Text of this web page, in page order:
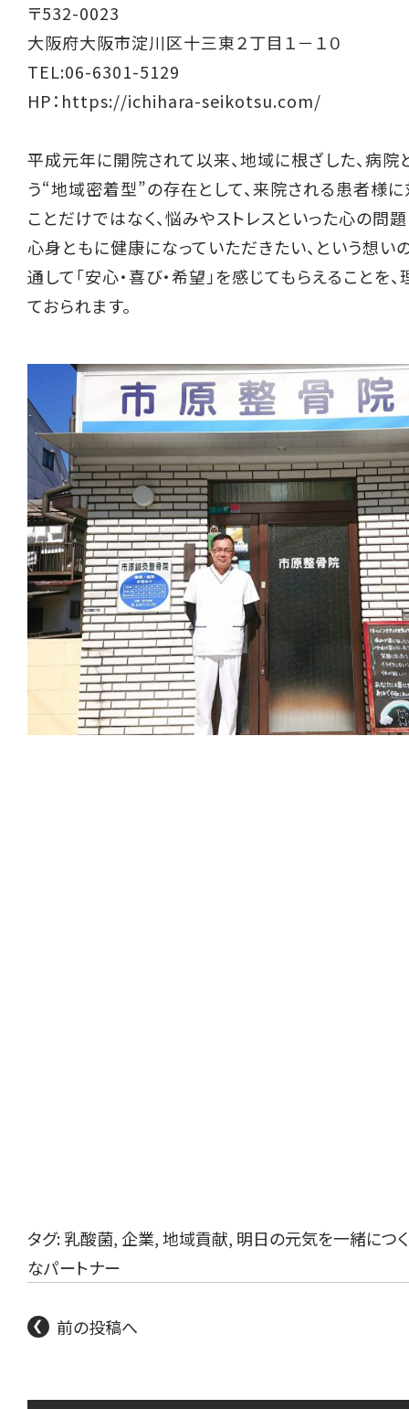
〒532-0023
大阪府大阪市淀川区十三東２丁目１－１０
TEL:06-6301-5129
HP： https://ichihara-seikotsu.com/
平成元年に開院されて以来、地域に根ざした、病院
う“地域密着型”の存在として、来院される患者様に
ことだけではなく、悩みやストレスといった心の問
心身ともに健康になっていただきたい、という想い
通して「安心・喜び・希望」を感じてもらえることを
ておられます。
タグ:乳酸菌, 企業,地域貢献, 明日の元気を一緒につ
なパートナー
前の投稿へ